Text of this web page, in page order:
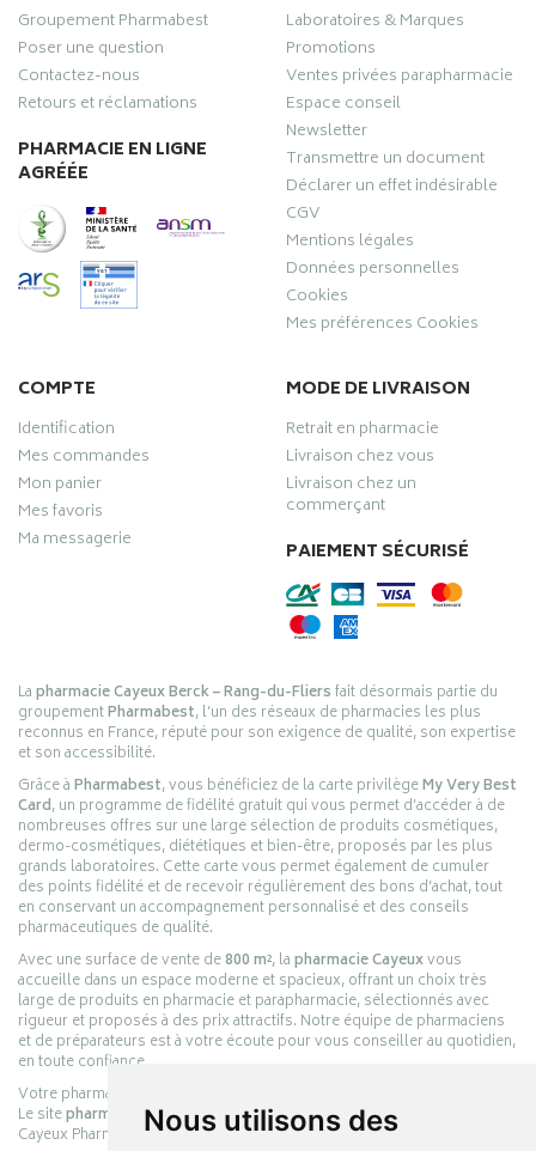
Nous utilisons des
Groupement Pharmabest
Poser une question
Contactez-nous
Retours et réclamations
PHARMACIE EN LIGNE
AGRÉÉE
Laboratoires & Marques
Promotions
Ventes privées parapharmacie
Espace conseil
Newsletter
Transmettre un document
Déclarer un effet indésirable
CGV
Mentions légales
Données personnelles
Cookies
Mes préférences Cookies
COMPTE
Identification
Mes commandes
Mon panier
Mes favoris
Ma messagerie
MODE DE LIVRAISON
Retrait en pharmacie
Livraison chez vous
Livraison chez un
commerçant
PAIEMENT SÉCURISÉ
Lapharmacie Cayeux Berck – Rang-du-Fliersfait désormais partie du
groupementPharmabest, l’un des réseaux de pharmacies les plus
reconnus en France, réputé pour son exigence de qualité, son expertise
et son accessibilité.
Grâce àPharmabest, vous bénéficiez de la carte privilègeMy Very Best
Card, un programme de fidélité gratuit qui vous permet d’accéder à de
nombreuses offres sur une large sélection de produits cosmétiques,
dermo-cosmétiques, diététiques et bien-être, proposés par les plus
grands laboratoires. Cette carte vous permet également de cumuler
des points fidélité et de recevoir régulièrement des bons d’achat, tout
en conservant un accompagnement personnalisé et des conseils
pharmaceutiques de qualité.
Avec une surface de vente de800 m², lapharmacie Cayeuxvous
accueille dans un espace moderne et spacieux, offrant un choix très
large de produits en pharmacie et parapharmacie, sélectionnés avec
rigueur et proposés à des prix attractifs. Notre équipe de pharmaciens
et de préparateurs est à votre écoute pour vous conseiller au quotidien,
en toute confiance.
Votre pharmacie en ligne :
Le sitepharmacie-cayeux.frest le prolongement digital de la pharmacie
Cayeux Pharmabest Berck-sur-Mer – Rang-du-Fliers.